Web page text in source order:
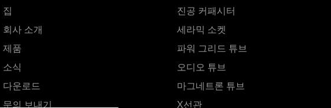
집
회사 소개
제품
소식
다운로드
문의 보내기
진공 커패시터
세라믹 소켓
파워 그리드 튜브
오디오 튜브
마그네트론 튜브
X선관